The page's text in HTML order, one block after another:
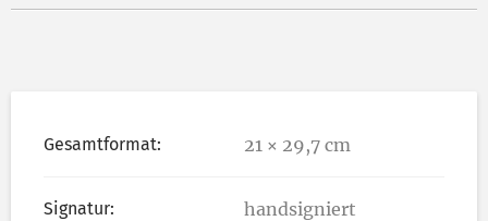
Gesamtformat: 21 × 29,7 cm
Signatur: handsigniert